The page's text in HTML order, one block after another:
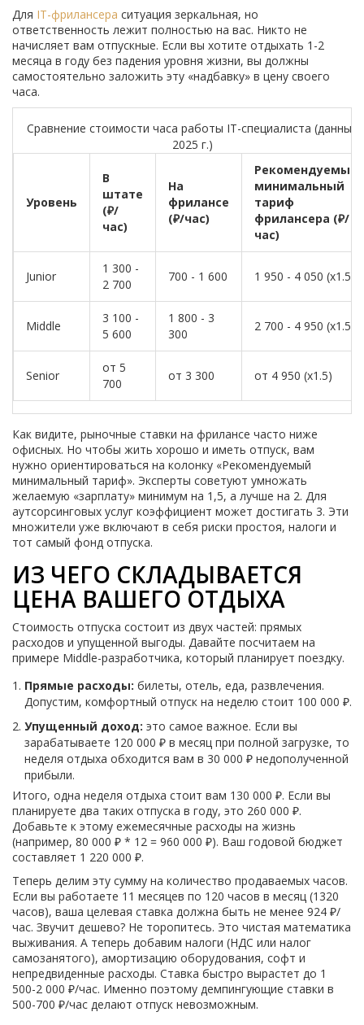
Для IT-фрилансера ситуация зеркальная, но
ответственность лежит полностью на вас. Никто не
начисляет вам отпускные. Если вы хотите отдыхать 1-2
месяца в году без падения уровня жизни, вы должны
самостоятельно заложить эту «надбавку» в цену своего
часа.
Сравнение стоимости часа работы IT-специалиста (данные
2025 г.)
Уровень
В
штате
(₽/
час)
На
фрилансе
(₽/час)
Рекомендуемый
минимальный
тариф
фрилансера (₽/
час)
Junior
1 300 -
2 700
700 - 1 600 1 950 - 4 050 (x1.5)
Middle
3 100 -
5 600
1 800 - 3
300
2 700 - 4 950 (x1.5)
Senior
от 5
700
от 3 300 от 4 950 (x1.5)
Как видите, рыночные ставки на фрилансе часто ниже
офисных. Но чтобы жить хорошо и иметь отпуск, вам
нужно ориентироваться на колонку «Рекомендуемый
минимальный тариф». Эксперты советуют умножать
желаемую «зарплату» минимум на 1,5, а лучше на 2. Для
аутсорсинговых услуг коэффициент может достигать 3. Эти
множители уже включают в себя риски простоя, налоги и
тот самый фонд отпуска.
ИЗ ЧЕГО СКЛАДЫВАЕТСЯ
ЦЕНА ВАШЕГО ОТДЫХА
Стоимость отпуска состоит из двух частей: прямых
расходов и упущенной выгоды. Давайте посчитаем на
примере Middle-разработчика, который планирует поездку.
Прямые расходы: билеты, отель, еда, развлечения.
Допустим, комфортный отпуск на неделю стоит 100 000 ₽.
Упущенный доход: это самое важное. Если вы
зарабатываете 120 000 ₽ в месяц при полной загрузке, то
неделя отдыха обходится вам в 30 000 ₽ недополученной
прибыли.
Итого, одна неделя отдыха стоит вам 130 000 ₽. Если вы
планируете два таких отпуска в году, это 260 000 ₽.
Добавьте к этому ежемесячные расходы на жизнь
(например, 80 000 ₽ * 12 = 960 000 ₽). Ваш годовой бюджет
составляет 1 220 000 ₽.
Теперь делим эту сумму на количество продаваемых часов.
Если вы работаете 11 месяцев по 120 часов в месяц (1320
часов), ваша целевая ставка должна быть не менее 924 ₽/
час. Звучит дешево? Не торопитесь. Это чистая математика
выживания. А теперь добавим налоги (НДС или налог
самозанятого), амортизацию оборудования, софт и
непредвиденные расходы. Ставка быстро вырастет до 1
500-2 000 ₽/час. Именно поэтому демпингующие ставки в
500-700 ₽/час делают отпуск невозможным.